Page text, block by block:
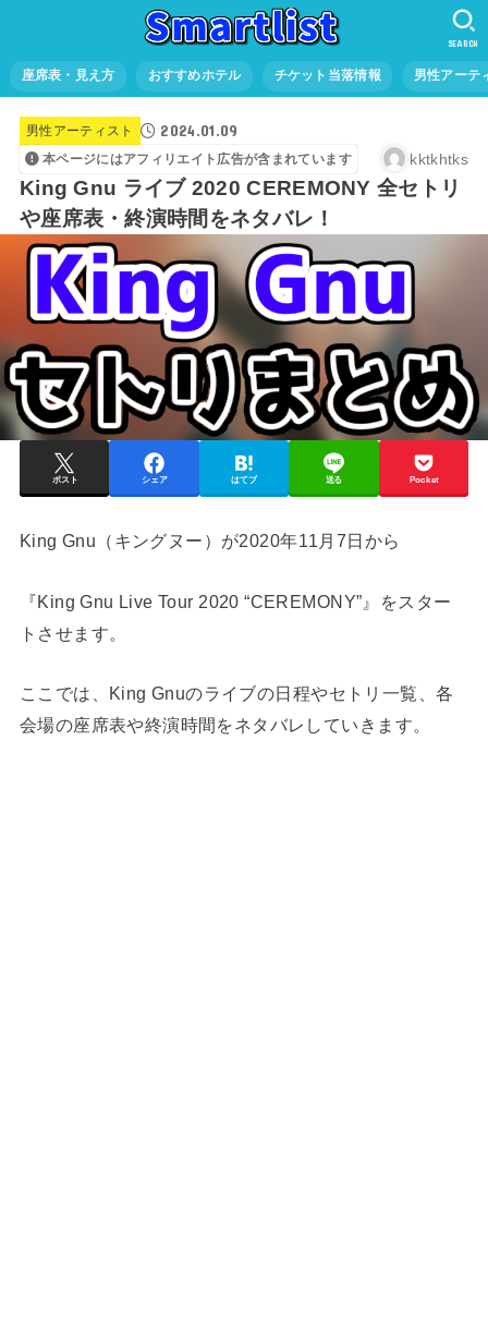
座席表・見え方 おすすめホテル チケット当落情報 男性アーテ
SEARCH
男性アーティスト 2024.01.09
本ページにはアフィリエイト広告が含まれています kktkhtks
King Gnu ライブ 2020 CEREMONY 全セトリ
や座席表・終演時間をネタバレ！
ポスト シェア はてブ 送る Pocket
King Gnu（キングヌー）が2020年11月7日から
『King Gnu Live Tour 2020 “CEREMONY”』をスター
トさせます。
ここでは、King Gnuのライブの日程やセトリ一覧、各
会場の座席表や終演時間をネタバレしていきます。